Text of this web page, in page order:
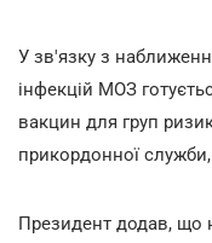
У зв'язку з
інфекцій МОЗ
вакцин для груп
прикордонної служби,
Президент додав, що